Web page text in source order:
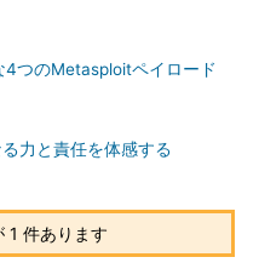
を編集するためのウィンド
［Add］をクリックする。
4つのMetasploitペイロード
力と責任を体感する
1 件あります